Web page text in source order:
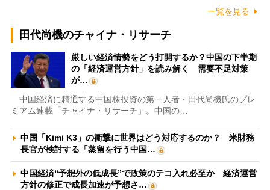
一覧を見る
田代尚機のチャイナ・リサーチ
厳しい経済情勢をどう打開するか？中国の下半期
の「経済運営方針」を読み解く 需要不足対策
が…
中国経済に精通する中国株投資の第一人者・田代尚機氏のプレ
ミアム連載「チャイナ・リサーチ」。中国の…
中国「Kimi K3」の衝撃に世界はどう対応するのか？ 米財務
長官が検討する「蒸留を行う中国…
中国経済“予想外の低成長”で政策のテコ入れ必至か 経済運営
方針の修正で成長加速が予想さ…